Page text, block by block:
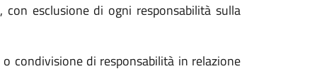
esclusione di ogni responsabilità sulla
condivisione di responsabilità in relazione